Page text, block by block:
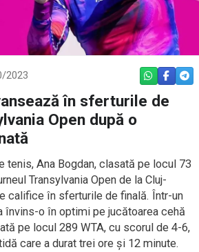
2023 WHATSAPP
în sferturile de
Open după o
tenis, Ana Bogdan, clasată pe locul 73
Transylvania Open de la Cluj-
califice în sferturile de finală. Într-un
învins-o în optimi pe jucătoarea cehă
pe locul 289 WTA, cu scorul de 4-6,
care a durat trei ore și 12 minute.